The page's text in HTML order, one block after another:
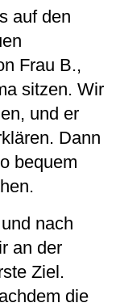
auf den
Frau B.,
sitzen. Wir
und er
Dann
bequem
nach
an der
Ziel.
die